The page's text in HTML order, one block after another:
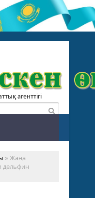
агенттігі
» Жаңа
дельфин